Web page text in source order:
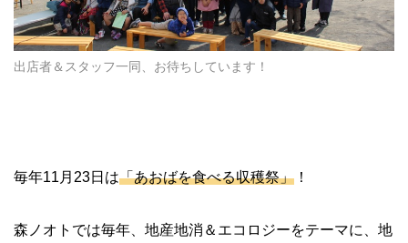
出店者＆スタッフ一同、お待ちしています！
毎年11月23日は「あおばを食べる収穫祭」 ！
森ノオトでは毎年、地産地消＆エコロジーをテーマに、地